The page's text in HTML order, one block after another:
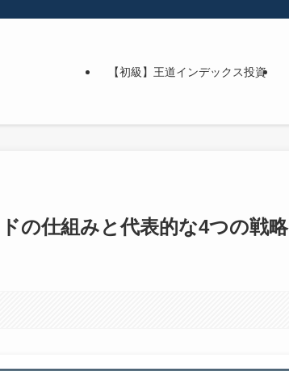
【初級】王道インデックス投資
の仕組みと代表的な4つの戦略